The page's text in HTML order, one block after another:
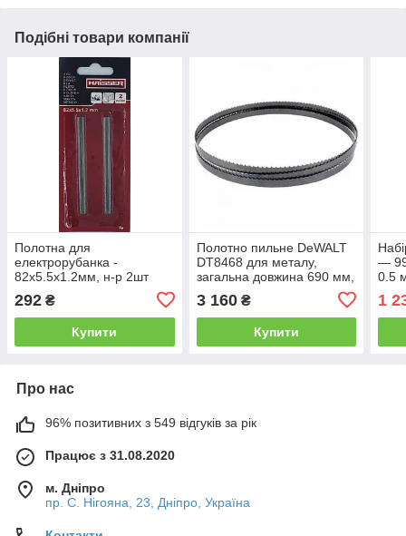
Подібні товари компанії
Полотна для
електрорубанка -
82x5.5x1.2мм, н-р 2шт
292 ₴
Купити
Полотно пильне DeWALT
DT8468 для металу,
загальна довжина 690 мм,
ширина 18 мм, товщина
0.5 мм, відстань між
зубами 1.8 - 1.4 мм,
3 160₴
Купити
—
0.5
1
Про нас
96% позитивних з 549 відгуків за рік
Працює з 31.08.2020
м. Дніпро
пр. С. Нігояна, 23, Дніпро, Україна